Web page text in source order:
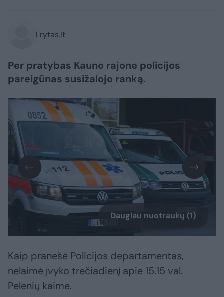
Lrytas.lt
Per pratybas Kauno rajone policijos
pareigūnas susižalojo ranką.
Daugiau nuotraukų (1)
Kaip pranešė Policijos departamentas,
nelaimė įvyko trečiadienį apie 15.15 val.
Pelenių kaime.